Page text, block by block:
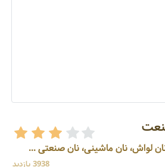
لواش، نان ماشینی، نان صنعتی ...
3938 بازدید